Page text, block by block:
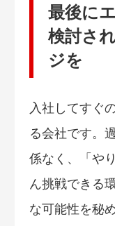
最後に
検討さ
ジを
入社してすぐ
る会社です。
係なく、「や
ん挑戦できる
な可能性を秘